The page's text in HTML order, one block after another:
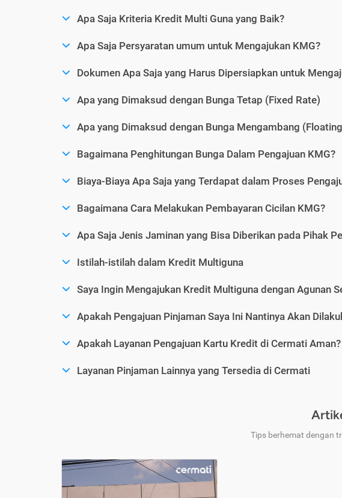
Apa Saja Kriteria Kredit Multi Guna yang Baik?
Apa Saja Persyaratan umum untuk Mengajukan KMG?
Dokumen Apa Saja yang Harus Dipersiapkan untuk
Apa yang Dimaksud dengan Bunga Tetap (Fixed Rate)
Apa yang Dimaksud dengan Bunga Mengambang
Bagaimana Penghitungan Bunga Dalam Pengajuan KMG?
Biaya-Biaya Apa Saja yang Terdapat dalam Proses
Bagaimana Cara Melakukan Pembayaran Cicilan KMG?
Apa Saja Jenis Jaminan yang Bisa Diberikan pada Pihak
Istilah-istilah dalam Kredit Multiguna
Saya Ingin Mengajukan Kredit Multiguna dengan Agunan
Apakah Pengajuan Pinjaman Saya Ini Nantinya Akan
Apakah Layanan Pengajuan Kartu Kredit di Cermati Aman?
Layanan Pinjaman Lainnya yang Tersedia di Cermati
Tips berhemat dengan